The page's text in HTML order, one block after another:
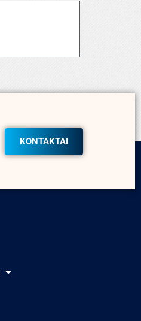
KONTAKTAI